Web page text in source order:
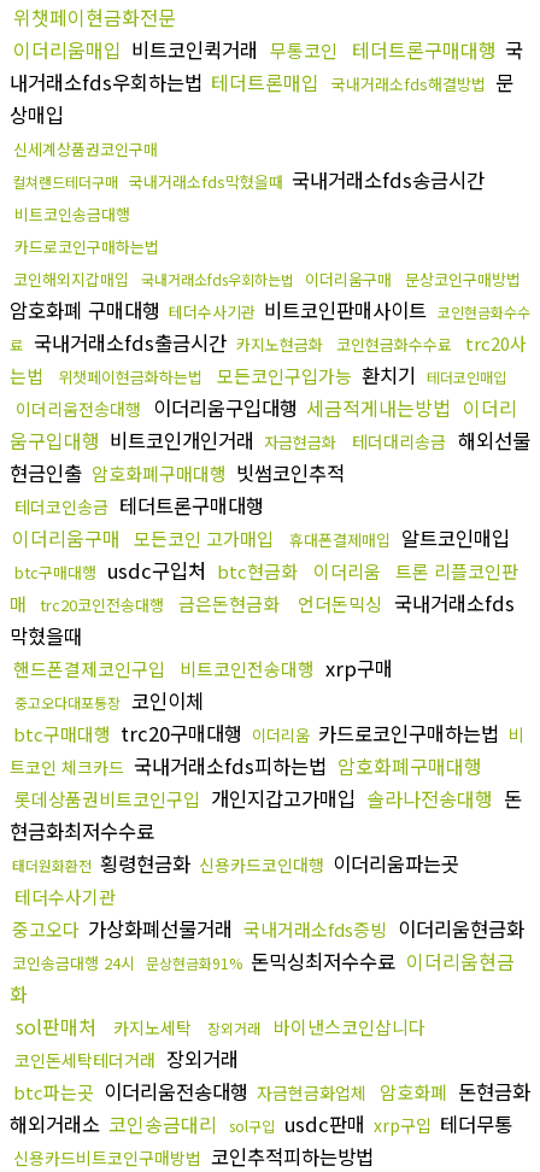
위챗페이현금화전문
이더리움매입 비트코인퀵거래 무통코인 테더트론구매대행 국
내거래소fds우회하는법 테더트론매입 국내거래소fds해결방법 문
상매입
신세계상품권코인구매
컬쳐랜드테더구매 국내거래소fds막혔을때 국내거래소fds송금시간
비트코인송금대행
카드로코인구매하는법
코인해외지갑매입
국내거래소fds우회하는법 이더리움구매 문상코인구매방법
암호화폐 구매대행 테더수사기관 비트코인판매사이트 코인현금화수수
료 국내거래소fds출금시간 카지노현금화 코인현금화수수료
trc20사
는법
위챗페이현금화하는법 모든코인구입가능 환치기 테더코인매입
이더리움전송대행 이더리움구입대행 세금적게내는방법 이더리
움구입대행 비트코인개인거래 자금현금화 테더대리송금 해외선물
현금인출 암호화폐구매대행 빗썸코인추적
테더코인송금 테더트론구매대행
이더리움구매
모든코인 고가매입 휴대폰결제매입 알트코인매입
btc구매대행 usdc구입처 btc현금화 이더리움
트론 리플코인판
매
trc20코인전송대행 금은돈현금화 언더돈믹싱 국내거래소fds
막혔을때
핸드폰결제코인구입 비트코인전송대행 xrp구매
중고오다대포통장 코인이체
btc구매대행 trc20구매대행 이더리움 카드로코인구매하는법 비
트코인 체크카드 국내거래소fds피하는법 암호화폐구매대행
롯데상품권비트코인구입 개인지갑고가매입 솔라나전송대행 돈
현금화최저수수료
태더원화환전 횡령현금화 신용카드코인대행 이더리움파는곳
테더수사기관
중고오다 가상화폐선물거래 국내거래소fds증빙 이더리움현금화
코인송금대행 24시 문상현금화91% 돈믹싱최저수수료 이더리움현금
화
sol판매처
카지노세탁 장외거래 바이낸스코인삽니다
코인돈세탁테더거래 장외거래
btc파는곳 이더리움전송대행 자금현금화업체 암호화폐 돈현금화
해외거래소 코인송금대리 sol구입 usdc판매 xrp구입 테더무통
신용카드비트코인구매방법 코인추적피하는방법